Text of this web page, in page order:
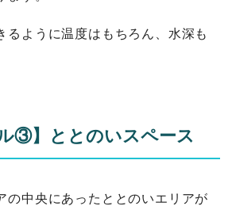
るように温度はもちろん、水深も
③】ととのいスペース
の中央にあったととのいエリアが